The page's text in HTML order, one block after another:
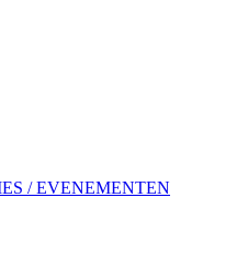
/ EVENEMENTEN